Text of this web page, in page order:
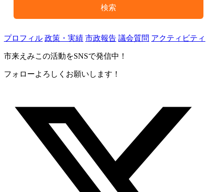
検索
プロフィル 政策・実績 市政報告 議会質問 アクティビティ
市来えみこの活動をSNSで発信中！
フォローよろしくお願いします！